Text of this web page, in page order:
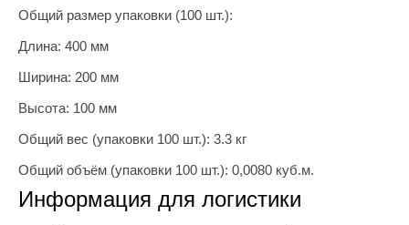
Общий размер упаковки (100 шт.):
Длина: 400 мм
Ширина: 200 мм
Высота: 100 мм
Общий вес (упаковки 100 шт.): 3.3 кг
Общий объём (упаковки 100 шт.): 0,0080 куб.м.
Информация для логистики